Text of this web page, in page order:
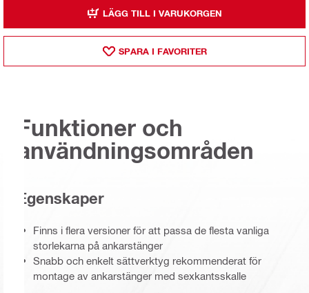
LÄGG TILL I VARUKORGEN
SPARA I FAVORITER
Funktioner och
användningsområden
Egenskaper
Finns i flera versioner för att passa de flesta vanliga
storlekarna på ankarstänger
Snabb och enkelt sättverktyg rekommenderat för
montage av ankarstänger med sexkantsskalle